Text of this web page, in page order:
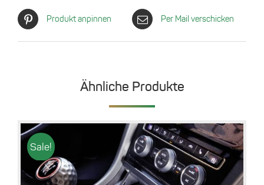
Produkt anpinnen Per Mail verschicken
Ähnliche Produkte
Sale!